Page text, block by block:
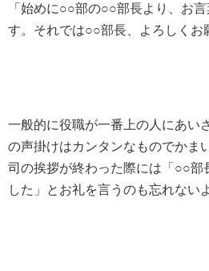
「始めに○○部の○○部長より、お
す。それでは○○部長、よろしくお
一般的に役職が一番上の人にあい
の声掛けはカンタンなものでかま
司の挨拶が終わった際には「○○部
した」とお礼を言うのも忘れない